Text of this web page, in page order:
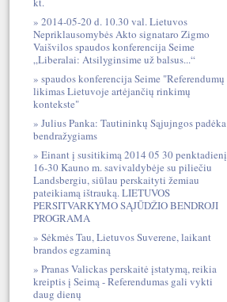
2014-05-20 d. 10.30 val. Lietuvos
Nepriklausomybės Akto signataro Zigmo
Vaišvilos spaudos konferencija Seime
„Liberalai: Atsilyginsime už balsus...“
spaudos konferencija Seime "Referendumų
likimas Lietuvoje artėjančių rinkimų
kontekste"
Julius Panka: Tautininkų Sąjujngos padėka
bendražygiams
Einant į susitikimą 2014 05 30 penktadienį
16-30 Kauno m. savivaldybėje su piliečiu
Landsbergiu, siūlau perskaityti žemiau
pateikiamą ištrauką. LIETUVOS
PERSITVARKYMO SĄJŪDŽIO BENDROJI
PROGRAMA
Sėkmės Tau, Lietuvos Suverene, laikant
brandos egzaminą
Pranas Valickas perskaitė įstatymą, reikia
kreiptis į Seimą - Referendumas gali vykti
daug dienų